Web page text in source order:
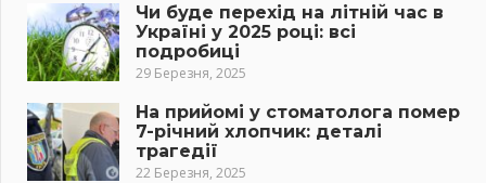
Чи буде перехід на літній час в
Україні у 2025 році: всі
подробиці
29 Березня, 2025
На прийомі у стоматолога помер
7-річний хлопчик: деталі
трагедії
22 Березня, 2025